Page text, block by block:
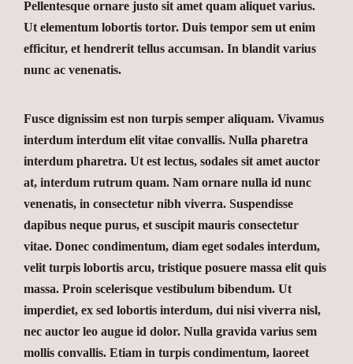
Pellentesque ornare justo sit amet quam aliquet varius.
Ut elementum lobortis tortor. Duis tempor sem ut enim
efficitur, et hendrerit tellus accumsan. In blandit varius
nunc ac venenatis.
Fusce dignissim est non turpis semper aliquam. Vivamus
interdum interdum elit vitae convallis. Nulla pharetra
interdum pharetra. Ut est lectus, sodales sit amet auctor
at, interdum rutrum quam. Nam ornare nulla id nunc
venenatis, in consectetur nibh viverra. Suspendisse
dapibus neque purus, et suscipit mauris consectetur
vitae. Donec condimentum, diam eget sodales interdum,
velit turpis lobortis arcu, tristique posuere massa elit quis
massa. Proin scelerisque vestibulum bibendum. Ut
imperdiet, ex sed lobortis interdum, dui nisi viverra nisl,
nec auctor leo augue id dolor. Nulla gravida varius sem
mollis convallis. Etiam in turpis condimentum, laoreet